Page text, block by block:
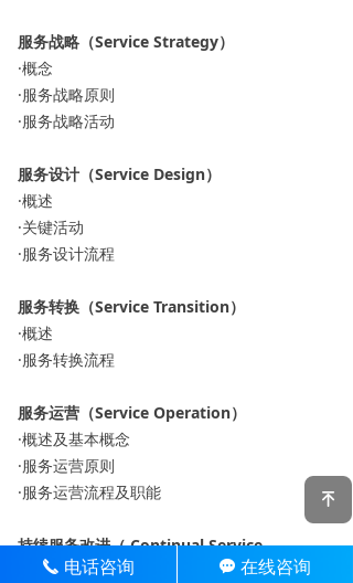
끁 在线咨询
끅 电话咨询
녠
服务战略（Service Strategy）
·概念
·服务战略原则
·服务战略活动
服务设计（Service Design）
·概述
·关键活动
·服务设计流程
服务转换（Service Transition）
·概述
·服务转换流程
服务运营（Service Operation）
·概述及基本概念
·服务运营原则
·服务运营流程及职能
持续服务改进（ Continual Service
Improvement）